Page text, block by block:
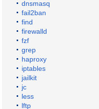
dnsmasq
fail2ban
find
firewalld
fzf
grep
haproxy
iptables
jailkit
jc
less
lftp